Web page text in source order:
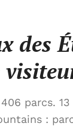
des
parcs.
: